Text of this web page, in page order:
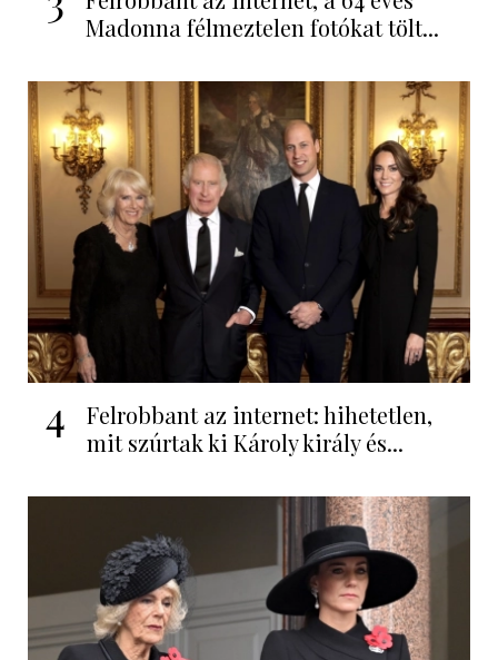
Madonna félmeztelen fotókat tölt...
4
Felrobbant az internet: hihetetlen,
mit szúrtak ki Károly király és...